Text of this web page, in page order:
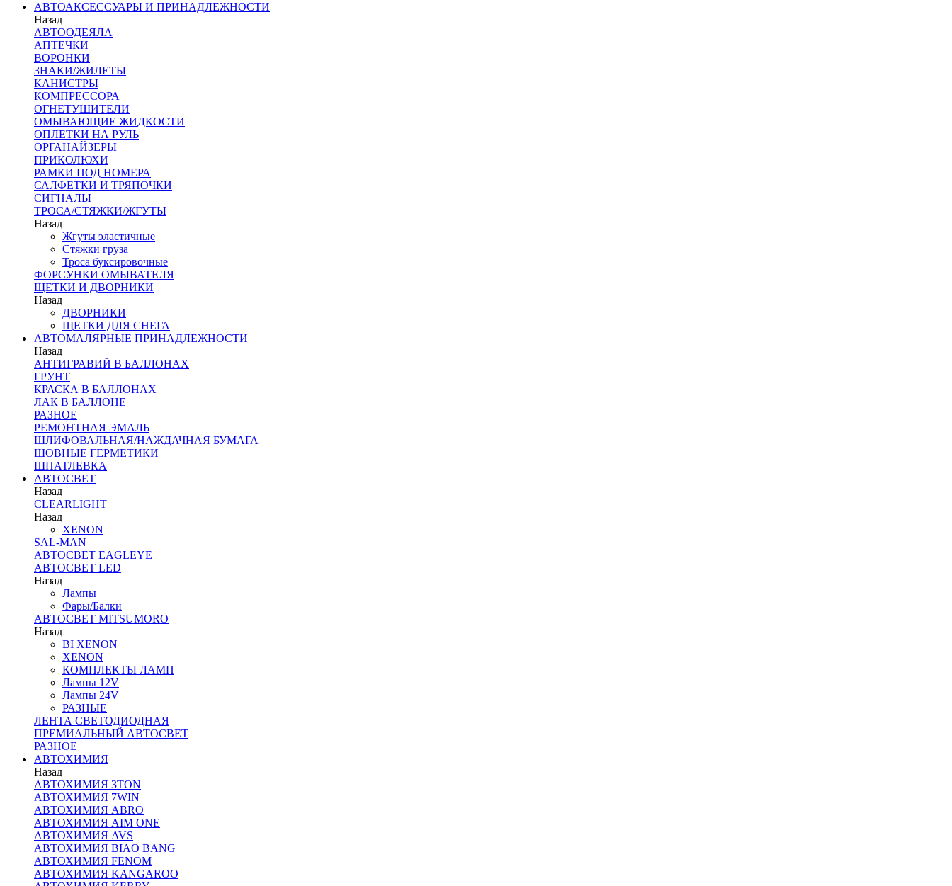
АВТОАКСЕССУАРЫ И ПРИНАДЛЕЖНОСТИ
Назад
АВТООДЕЯЛА
АПТЕЧКИ
ВОРОНКИ
ЗНАКИ/ЖИЛЕТЫ
КАНИСТРЫ
КОМПРЕССОРА
ОГНЕТУШИТЕЛИ
ОМЫВАЮЩИЕ ЖИДКОСТИ
ОПЛЕТКИ НА РУЛЬ
ОРГАНАЙЗЕРЫ
ПРИКОЛЮХИ
РАМКИ ПОД НОМЕРА
САЛФЕТКИ И ТРЯПОЧКИ
СИГНАЛЫ
ТРОСА/СТЯЖКИ/ЖГУТЫ
Назад
Жгуты эластичные
Стяжки груза
Троса буксировочные
ФОРСУНКИ ОМЫВАТЕЛЯ
ЩЕТКИ И ДВОРНИКИ
Назад
ДВОРНИКИ
ЩЕТКИ ДЛЯ СНЕГА
АВТОМАЛЯРНЫЕ ПРИНАДЛЕЖНОСТИ
Назад
АНТИГРАВИЙ В БАЛЛОНАХ
ГРУНТ
КРАСКА В БАЛЛОНАХ
ЛАК В БАЛЛОНЕ
РАЗНОЕ
РЕМОНТНАЯ ЭМАЛЬ
ШЛИФОВАЛЬНАЯ/НАЖДАЧНАЯ БУМАГА
ШОВНЫЕ ГЕРМЕТИКИ
ШПАТЛЕВКА
АВТОСВЕТ
Назад
CLEARLIGHT
Назад
XENON
SAL-MAN
АВТОСВЕТ EAGLEYE
АВТОСВЕТ LED
Назад
Лампы
Фары/Балки
АВТОСВЕТ MITSUMORO
Назад
BI XENON
XENON
КОМПЛЕКТЫ ЛАМП
Лампы 12V
Лампы 24V
РАЗНЫЕ
ЛЕНТА СВЕТОДИОДНАЯ
ПРЕМИАЛЬНЫЙ АВТОСВЕТ
РАЗНОЕ
АВТОХИМИЯ
Назад
АВТОХИМИЯ 3TON
АВТОХИМИЯ 7WIN
АВТОХИМИЯ ABRO
АВТОХИМИЯ AIM ONE
АВТОХИМИЯ AVS
АВТОХИМИЯ BIAO BANG
АВТОХИМИЯ FENOM
АВТОХИМИЯ KANGAROO